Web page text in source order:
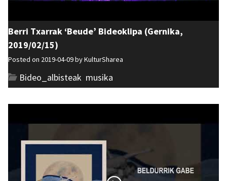
Berri Txarrak ‘Beude’ Bideoklipa (Gernika,
2019/02/15)
Posted on 2019-04-09 byKulturSharea
Bideo_albisteak musika